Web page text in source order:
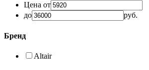
Цена от
до
руб.
Бренд
Altair